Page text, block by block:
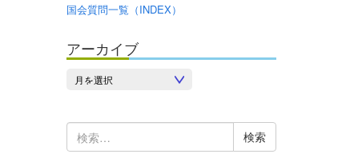
国会質問一覧（INDEX）
アーカイブ
カ
索: